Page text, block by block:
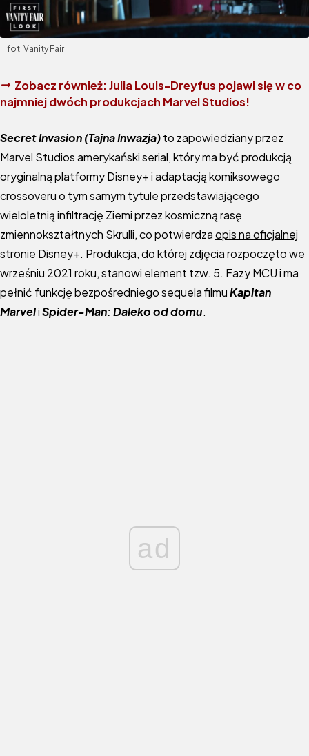
fot. Vanity Fair
Zobacz również:Julia Louis-Dreyfus pojawi się w co
najmniej dwóch produkcjach Marvel Studios!
Secret Invasion (Tajna Inwazja)to zapowiedziany przez
Marvel Studios amerykański serial, który ma być produkcją
oryginalną platformy Disney+ i adaptacją komiksowego
crossoveru o tym samym tytule przedstawiającego
wieloletnią infiltrację Ziemi przez kosmiczną rasę
zmiennokształtnych Skrulli, co potwierdzaopis na oficjalnej
stronie Disney+. Produkcja, do której zdjęcia rozpoczęto we
wrześniu 2021 roku, stanowi element tzw. 5. Fazy MCU i ma
pełnić funkcję bezpośredniego sequela filmuKapitan
MarveliSpider-Man: Daleko od domu.
ad